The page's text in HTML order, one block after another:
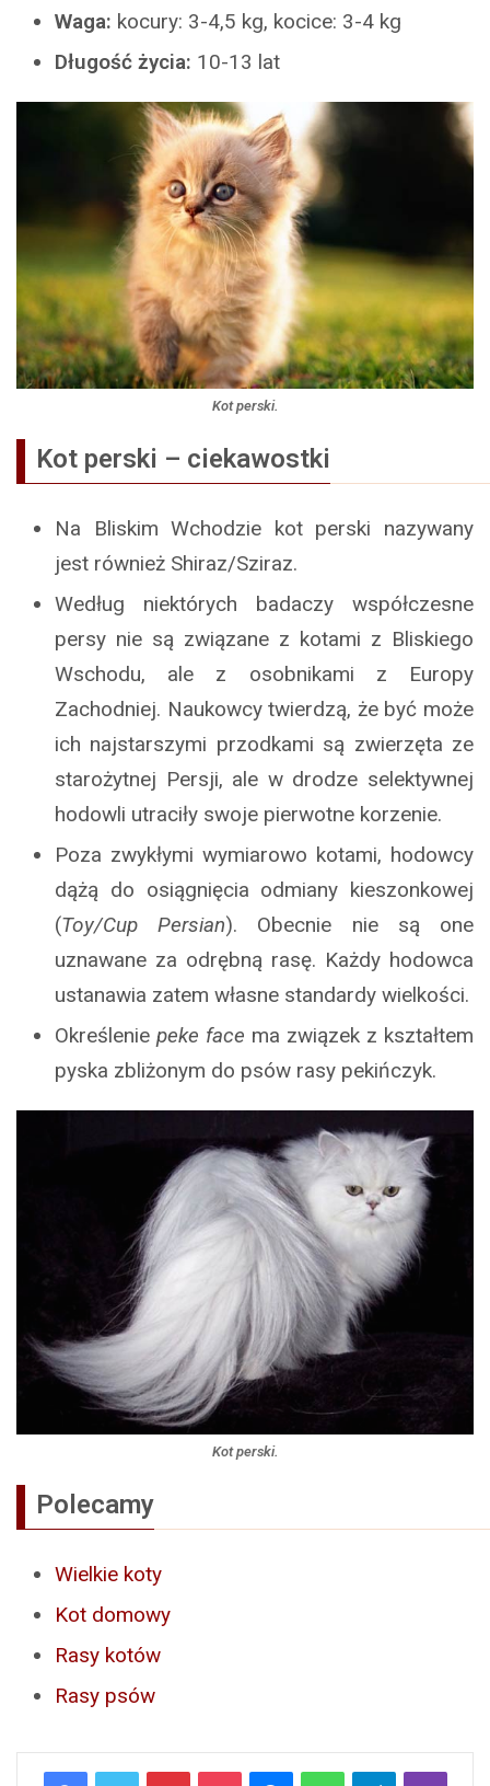
Waga: kocury: 3-4,5 kg, kocice: 3-4 kg
Długość życia: 10-13 lat
Kot perski.
Kot perski – ciekawostki
Na Bliskim Wchodzie kot perski nazywany
jest również Shiraz/Sziraz.
Według niektórych badaczy współczesne
persy nie są związane z kotami z Bliskiego
Wschodu, ale z osobnikami z Europy
Zachodniej. Naukowcy twierdzą, że być może
ich najstarszymi przodkami są zwierzęta ze
starożytnej Persji, ale w drodze selektywnej
hodowli utraciły swoje pierwotne korzenie.
Poza zwykłymi wymiarowo kotami, hodowcy
dążą do osiągnięcia odmiany kieszonkowej
(Toy/Cup Persian). Obecnie nie są one
uznawane za odrębną rasę. Każdy hodowca
ustanawia zatem własne standardy wielkości.
Określenie peke face ma związek z kształtem
pyska zbliżonym do psów rasy pekińczyk.
Kot perski.
Polecamy
Wielkie koty
Kot domowy
Rasy kotów
Rasy psów
PinterestPocket MessengerWhatsAppTelegramViber